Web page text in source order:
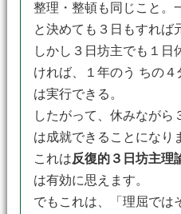
整理・整頓も同じこと。
と決めても３日もすれば
しかし３日坊主でも１日
ければ、１年のう ちの
は実行できる。
したがって、休みながら
は成就できることになり
これは反復的３日坊主理
は有効に思えます。
でもこれは、「理屈では